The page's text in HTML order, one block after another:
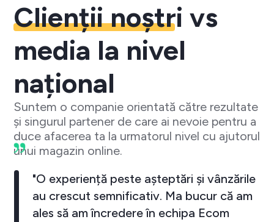
Clienții noștri vs
media la nivel
național
Suntem o companie orientată către rezultate
și singurul partener de care ai nevoie pentru a
duce afacerea ta la urmatorul nivel cu ajutorul
unui magazin online.
"O experiență peste așteptări și vânzările
au crescut semnificativ. Ma bucur că am
ales să am încredere în echipa Ecom